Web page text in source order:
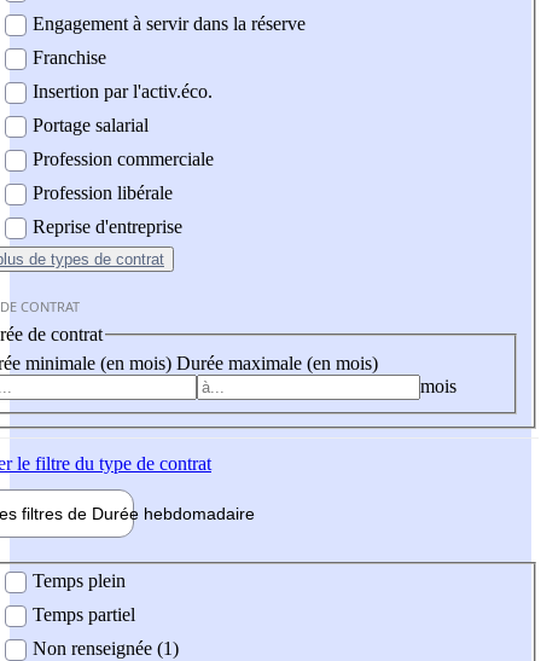
Engagement à servir dans la réserve
Franchise
Insertion par l'activ.éco.
Portage salarial
Profession commerciale
Profession libérale
Reprise d'entreprise
de types de contrat
CONTRAT
de contrat
minimale (en mois) Durée maximale (en mois)
mois
le filtre du type de contrat
filtres de Durée hebdomadaire
Temps plein
Temps partiel
Non renseignée (1)